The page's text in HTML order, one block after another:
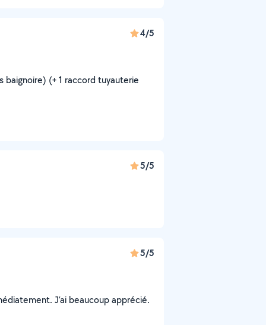
4/5
baignoire) (+ 1 raccord tuyauterie
5/5
5/5
J’ai beaucoup apprécié.